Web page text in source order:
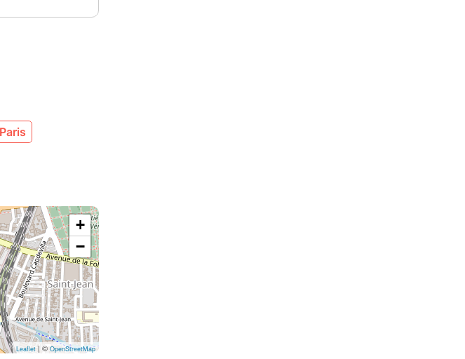
+
−
Leaflet | © OpenStreetMap